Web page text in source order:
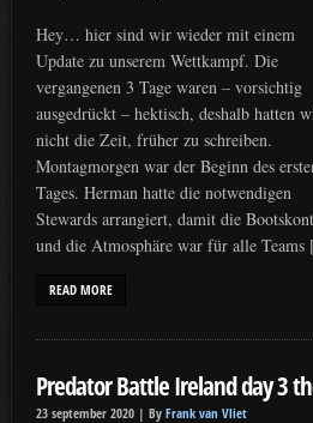
Hey… hier sind wir wieder mit einem
Update zu unserem Wettkampf. Die
vergangenen 3 Tage waren – vorsichtig
ausgedrückt – hektisch, deshalb hatten
nicht die Zeit, früher zu schreiben.
Montagmorgen war der Beginn des
Tages. Herman hatte die notwendigen
Stewards arrangiert, damit die
und die Atmosphäre war für alle
READ MORE
Predator Battle Ireland day 3
23 september 2020 | By Frank van Vliet